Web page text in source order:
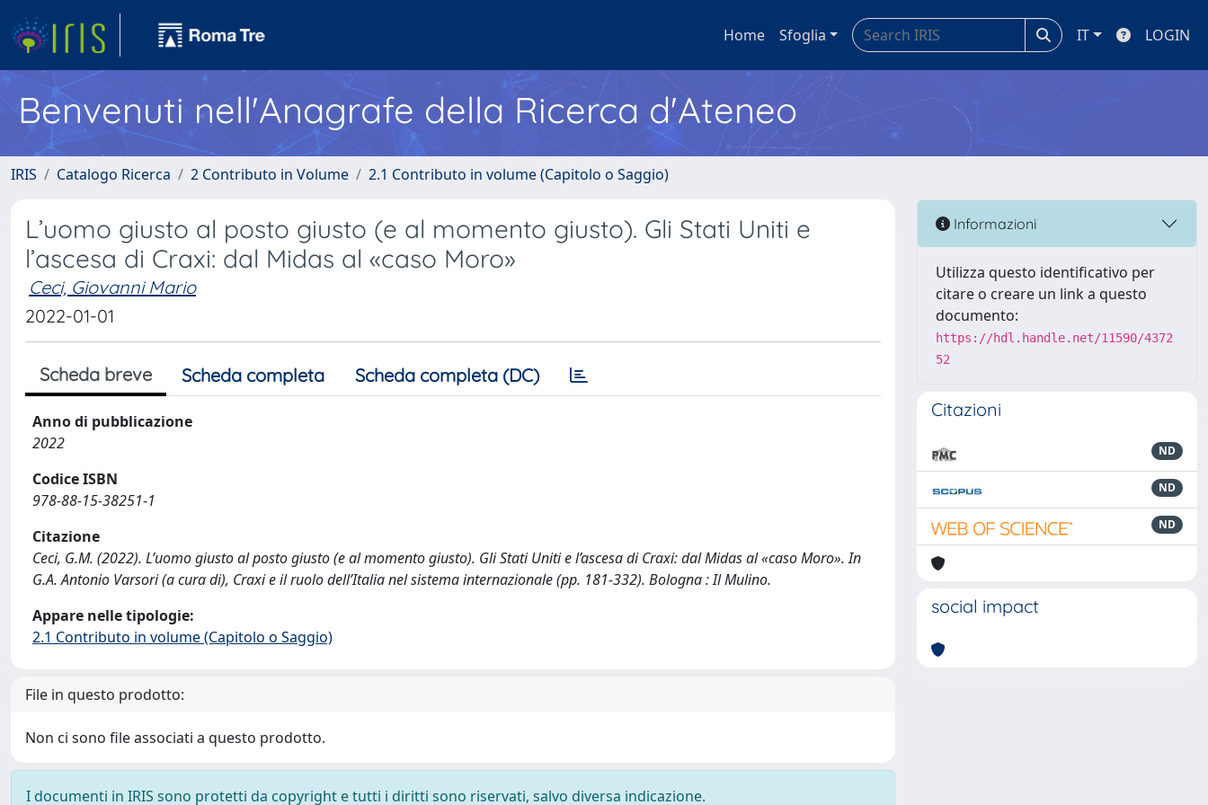
Home Sfoglia IT LOGIN
Benvenuti nell'Anagrafe della Ricerca d'Ateneo
IRIS Catalogo Ricerca 2 Contributo in Volume 2.1 Contributo in volume (Capitolo o Saggio)
L’uomo giusto al posto giusto (e al momento giusto). Gli Stati Uniti e
l’ascesa di Craxi: dal Midas al «caso Moro»
Ceci, Giovanni Mario
2022-01-01
Scheda breve Scheda completa Scheda completa (DC)
Anno di pubblicazione
2022
Codice ISBN
978-88-15-38251-1
Citazione
Ceci, G.M. (2022). L’uomo giusto al posto giusto (e al momento giusto). Gli Stati Uniti e l’ascesa di Craxi: dal Midas al «caso Moro». In
G.A. Antonio Varsori (a cura di), Craxi e il ruolo dell’Italia nel sistema internazionale (pp. 181-332). Bologna : Il Mulino.
Appare nelle tipologie:
2.1 Contributo in volume (Capitolo o Saggio)
File in questo prodotto:
Non ci sono file associati a questo prodotto.
I documenti in IRIS sono protetti da copyright e tutti i diritti sono riservati, salvo diversa indicazione.
Informazioni
Utilizza questo identificativo per
citare o creare un link a questo
documento:
https://hdl.handle.net/11590/4372
52
Citazioni
ND
ND
ND
social impact